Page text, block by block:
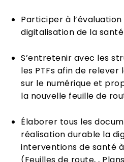
Participer à
digitalisation de la
S’entretenir avec les
les PTFs afin de
sur le numérique et
la nouvelle feuille de
Élaborer tous les
réalisation durable la
interventions de santé
(Feuilles de route, ,